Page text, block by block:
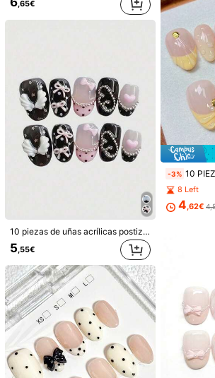
4,83 134K Seguidores
134K Seguidores
4,83 134K Seguidores
4,83 134K Seguidores
134K Seguidores
Recomendados Joyas & Relojes
10 piezas Pegatinas de arte de uñas Y2K hechas a mano, diseño de puntas francesas nude y blancas, decoraciones de uñas con brillo adecuadas para mujeres/niñas en fiestas, bailes, uso diario, incluye herramientas, se pueden usar como regalo de uñas postizas
5,38€
,65€
10 piezas de uñas acrílicas postizas, uñas falsas cuadradas cortas, negro y rosa, Día de San Valentín, uñas de San Valentín, regalo de San Valentín, combinación de negro y rosa con alas de ángel, lazos y corazones, interpretando un estilo de arte de uñas misterioso y dulce, adecuado para bodas, fiestas, festivales, vacaciones y otras ocasiones, arte de uñas DIY, set de uñas, incluye kit de herramientas, pegatinas de uñas hechas a mano, técnicas de uñas simples, uñas artificiales, uñas de verano, puntas de uñas cortas, puntas de uñas negras, puntas de uñas rosas, producidas en masa, Y2K, uñas de vuelta a la escuela
5 ,55€
-3% 10 PIEZAS Uñas Postizas Hechas a Mano, Uñas Falsas de Almendra
8 Left
4,62€